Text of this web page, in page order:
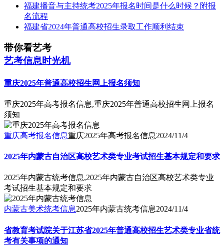
福建播音与主持统考2025年报名时间是什么时候？附报
名流程
福建省2024年普通高校招生录取工作顺利结束
带你看艺考
艺考信息时光机
重庆2025年普通高校招生网上报名须知
重庆2025年高考报名信息,重庆2025年普通高校招生网上报名
须知
重庆高考报名信息重庆2025年高考报名信息2024/11/4
2025年内蒙古自治区高校艺术类专业考试招生基本规定和要求
2025年内蒙古统考信息,2025年内蒙古自治区高校艺术类专业
考试招生基本规定和要求
内蒙古美术统考信息2025年内蒙古统考信息2024/11/4
省教育考试院关于江苏省2025年普通高校招生艺术类专业省统
考有关事项的通知